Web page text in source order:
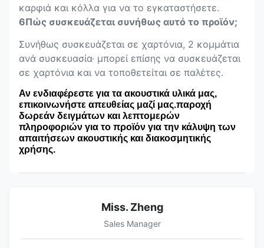
καρφιά και κόλλα για να το εγκαταστήσετε.
6Πώς συσκευάζεται συνήθως αυτό το προϊόν;
Συνήθως συσκευάζεται σε χαρτόνια, 2 κομμάτια
ανά συσκευασία· μπορεί επίσης να συσκευάζεται
σε χαρτόνια και να τοποθετείται σε παλέτες.
Αν ενδιαφέρεστε για τα ακουστικά υλικά μας,
επικοινωνήστε απευθείας μαζί μας.παροχή
δωρεάν δειγμάτων και λεπτομερών
πληροφοριών για το προϊόν για την κάλυψη των
απαιτήσεων ακουστικής και διακοσμητικής
χρήσης.
Miss. Zheng
Sales Manager